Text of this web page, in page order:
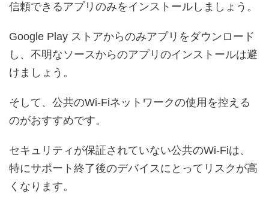
信頼できるアプリのみをインストールしましょう。
Google Play ストアからのみアプリをダウンロード
し、不明なソースからのアプリのインストールは避
けましょう。
そして、公共のWi-Fiネットワークの使用を控える
のがおすすめです。
セキュリティが保証されていない公共のWi-Fiは、
特にサポート終了後のデバイスにとってリスクが高
くなります。